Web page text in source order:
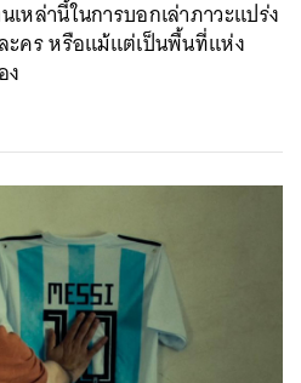
หล่านี้ในการบอกเล่าภาวะแปร่ง
ะคร หรือแม้แต่เป็นพื้นที่แห่ง
ง